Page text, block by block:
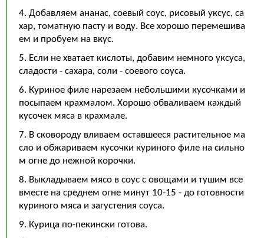
4. Добавляем ананас, соевый соус, рисовый уксус, са
хар, томатную пасту и воду. Все хорошо перемешива
ем и пробуем на вкус.
5. Если не хватает кислоты, добавим немного уксуса,
сладости - сахара, соли - соевого соуса.
6. Куриное филе нарезаем небольшими кусочками и
посыпаем крахмалом. Хорошо обваливаем каждый
кусочек мяса в крахмале.
7. В сковороду вливаем оставшееся растительное ма
сло и обжариваем кусочки куриного филе на сильно
м огне до нежной корочки.
8. Выкладываем мясо в соус с овощами и тушим все
вместе на среднем огне минут 10-15 - до готовности
куриного мяса и загустения соуса.
9. Курица по-пекински готова.